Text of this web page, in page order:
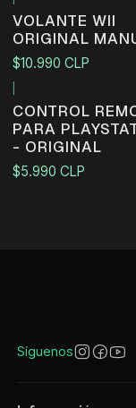
VOLANTE WII
ORIGINAL
$10.990 CLP
CONTROL
PARA
- ORIGINAL
$5.990 CLP
Síguenos